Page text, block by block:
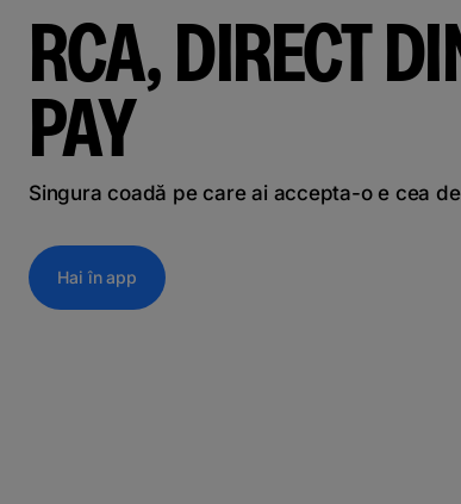
RCA, DIRECT
PAY
Singura coadă pe care ai accepta-o e cea
Hai în app